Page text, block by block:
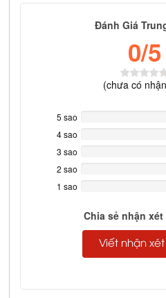
Đánh Giá
0/5
(chưa có
5 sao
Complete
4 sao
Complete
3 sao
Complete
2 sao
Complete
1 sao
Chia sẻ nhận
Viết nhận